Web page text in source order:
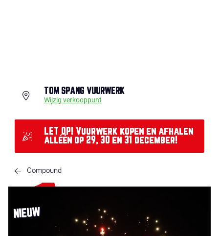
TOM SPANG VUURWERK
Wijzig verkooppunt
LET OP! Vuurwerk kopen en afhalen
alléén op 29, 30 en 31 december!
Compound
NIEUW